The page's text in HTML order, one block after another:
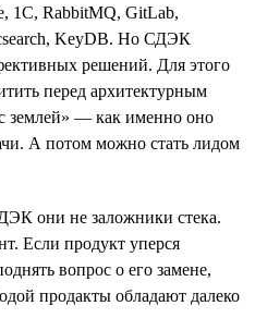
1C, RabbitMQ, GitLab,
KeyDB. Но СДЭК
решений. Для этого
перед архитектурным
землей» — как именно оно
А потом можно стать лидом
они не заложники стека.
Если продукт уперся
вопрос о его замене,
продакты обладают далеко